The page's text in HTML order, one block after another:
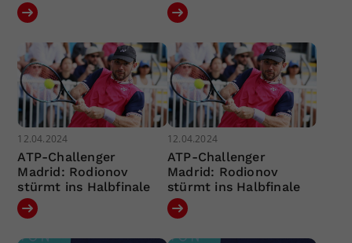
12.04.2024
ATP-Challenger
Madrid: Rodionov
stürmt ins Halbfinale
12.04.2024
ATP-Challenger
Madrid: Rodionov
stürmt ins Halbfinale